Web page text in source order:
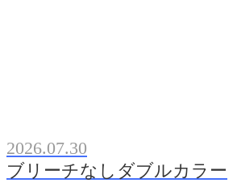
2026.07.30
ブリーチなしダブルカラー